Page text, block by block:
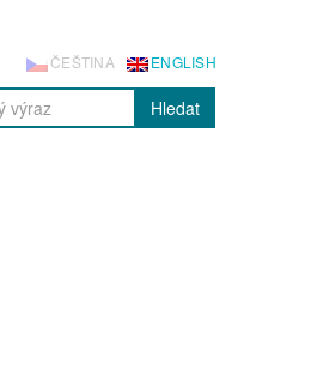
ENGLISH
ČEŠTINA
Hledat